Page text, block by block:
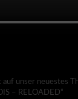
auf unser neuestes
– RELOADED“